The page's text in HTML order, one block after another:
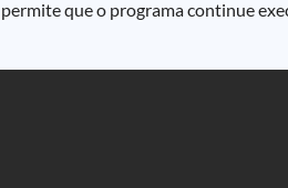
permite que o programa continue